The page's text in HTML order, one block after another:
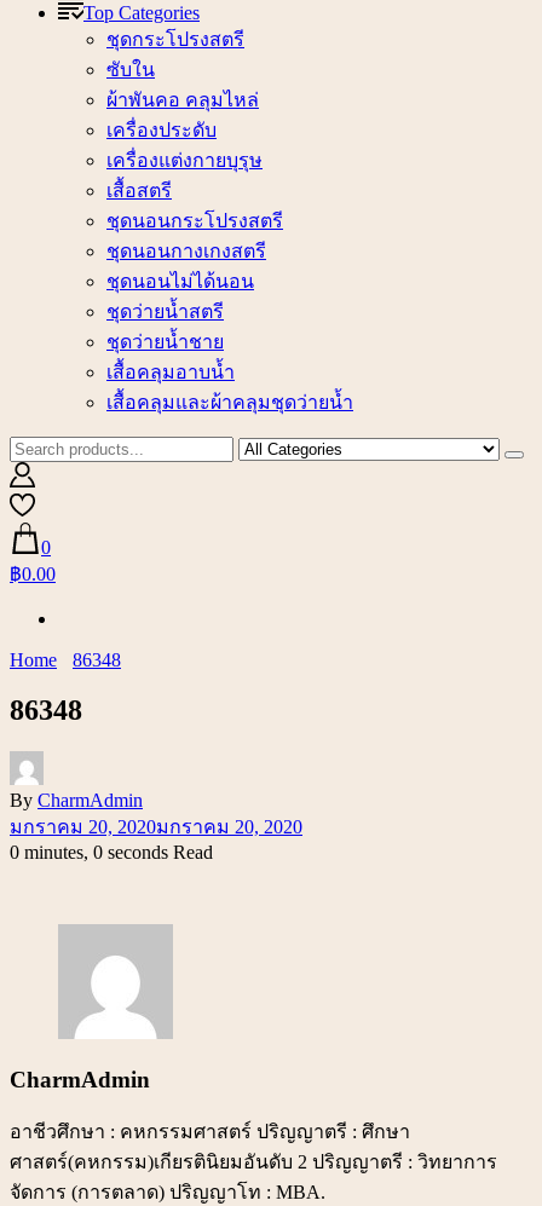
Top Categories
ชุดกระโปรงสตรี
ซับใน
ผ้าพันคอ คลุมไหล่
เครื่องประดับ
เครื่องแต่งกายบุรุษ
เสื้อสตรี
ชุดนอนกระโปรงสตรี
ชุดนอนกางเกงสตรี
ชุดนอนไม่ได้นอน
ชุดว่ายน้ำสตรี
ชุดว่ายน้ำชาย
เสื้อคลุมอาบน้ำ
เสื้อคลุมและผ้าคลุมชุดว่ายน้ำ
0
฿0.00
Home 86348
86348
By CharmAdmin
มกราคม 20, 2020มกราคม 20, 2020
0 minutes, 0 seconds Read
CharmAdmin
อาชีวศึกษา : คหกรรมศาสตร์ ปริญญาตรี : ศึกษา
ศาสตร์(คหกรรม)เกียรตินิยมอันดับ 2 ปริญญาตรี : วิทยาการ
จัดการ (การตลาด) ปริญญาโท : MBA.